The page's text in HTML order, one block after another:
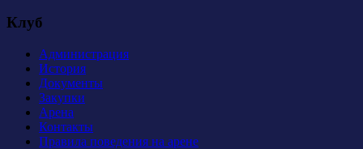
Клуб
Администрация
История
Документы
Закупки
Арена
Контакты
Правила поведения на арене